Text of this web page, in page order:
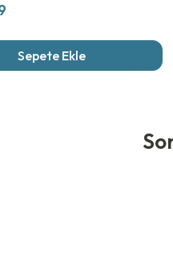
Sepete Ekle